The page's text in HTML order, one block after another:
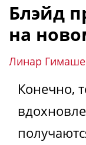
Блэйд
на
Линар
Конечно,